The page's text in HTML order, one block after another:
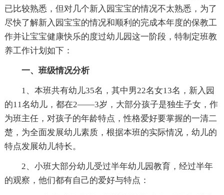
已比较熟悉，但对几个新入园宝宝的情况不太熟悉，为了
尽快了解新入园宝宝的情况和顺利的完成本年度的保教工
作并让宝宝健康快乐的度过幼儿园这一阶段，特制定班教
养工作计划如下：
一、班级情况分析
1、本班共有幼儿35名，其中男22名女13名，新入园
的11名幼儿，都在2——3岁，大部分孩子是独生子女，作
为班主任，对孩子的年龄特点，性格爱好要掌握的一清二
楚，为全面发展幼儿素质，根据本班的实际情况，幼儿的
特点发展幼儿特长。
2、小班大部分幼儿受过半年幼儿园教育，经过半年
的观察，他们都有自己的爱好与特点：